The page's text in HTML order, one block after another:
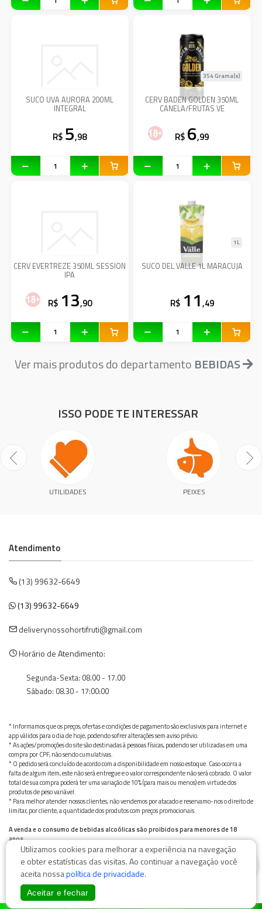
SUCO UVA AURORA 200ML
INTEGRAL
R$ 5,98
CERV BADEN GOLDEN 350ML
CANELA/FRUTAS VE
354 Grama(s)
R$ 6,99
CERV EVERTREZE 350ML SESSION
IPA
R$ 13,90
SUCO DEL VALLE 1L MARACUJA
1L
R$ 11,49
Ver mais produtos do departamento BEBIDAS
ISSO PODE TE INTERESSAR
UTILIDADES PEIXES
Atendimento
(13) 99632-6649
(13) 99632-6649
deliverynossohortifruti@gmail.com
Horário de Atendimento:
Segunda-Sexta: 08.00 - 17.00
Sábado: 08.30 - 17:00:00
* Informamos que os preços, ofertas e condições de pagamento são exclusivos para internet e
app válidos para o dia de hoje, podendo sofrer alterações sem aviso prévio.
* As ações/promoções do site são destinadas à pessoas físicas, podendo ser utilizadas em uma
compra por CPF, não sendo cumulativas.
* O pedido será concluído de acordo com a disponibilidade em nosso estoque. Caso ocorra a
falta de algum item, este não será entregue e o valor correspondente não será cobrado. O valor
total de sua compra poderá ter uma variação de 10% (para mais ou menos) em virtude dos
produtos de peso variável.
* Para melhor atender nossos clientes, não vendemos por atacado e reservamo-nos o direito de
limitar, por cliente, a quantidade dos produtos com preços promocionais.
A venda e o consumo de bebidas alcoólicas são proibidos para menores de 18
anos.
Bebida alcoólica pode causar dependência química e, em excesso, provoca graves males à saúde.
Beba com moderação
Utilizamos cookies para melhorar a experiência na navegação
e obter estatísticas das visitas. Ao continuar a navegação você
aceita nossapolítica de privacidade.
Aceitar e fechar